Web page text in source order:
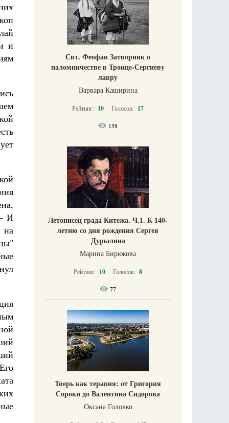
и
И
на
Свт. Феофан Затворник о
паломничестве в Троице-Сергиеву
лавру
Варвара Каширина
Рейтинг: 10 Голосов: 17
158
Летописец града Китежа. Ч.1. К 140-
летию со дня рождения Сергея
Дурылина
Марина Бирюкова
Рейтинг: 10 Голосов: 8
77
Тверь как терапия: от Григория
Сороки до Валентина Сидорова
Оксана Головко